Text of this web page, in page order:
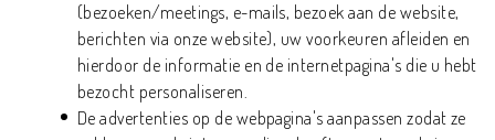
(bezoeken/meetings, e-mails, bezoek aan de website,
berichten via onze website), uw voorkeuren afleiden en
hierdoor de informatie en de internetpagina's die u hebt
bezocht personaliseren.
De advertenties op de webpagina's aanpassen zodat ze